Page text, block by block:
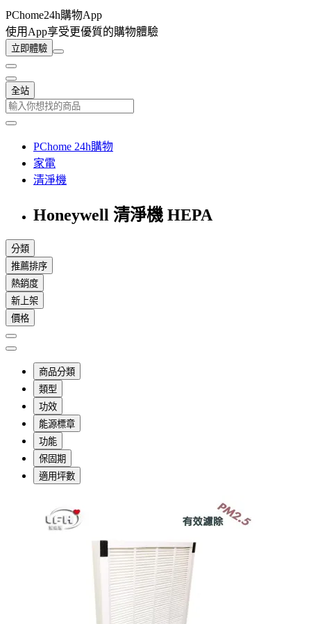
PChome24h購物App
使用App享受更優質的購物體驗
立即體驗
全站
PChome 24h購物
家電
清淨機
Honeywell 清淨機 HEPA
分類
推薦排序
熱銷度
新上架
價格
商品分類
類型
功效
能源標章
功能
保固期
適用坪數